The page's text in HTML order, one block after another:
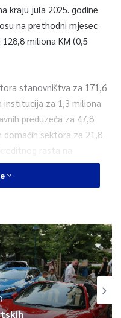
kraju jula 2025. godine
na prethodni mjesec
miliona KM (0,5
stanovništva za 171,6
institucija za 1,3 miliona
preduzeća za 47,8
sektora za 21,8
rasta na
privatnih preduzeća za
milijardi KM, stoji u
za juli 2025.
sektora stanovništva
privatnih preduzeća za
institucija za 198,5